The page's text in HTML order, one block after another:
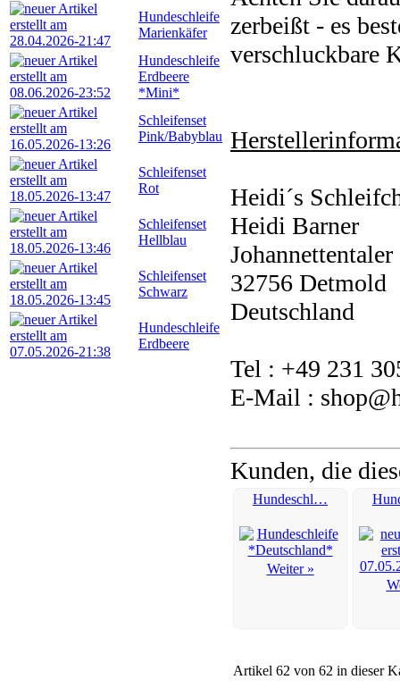
Hundeschleife
Marienkäfer
Hundeschleife
Erdbeere
*Mini*
Schleifenset
Pink/Babyblau
Schleifenset
Rot
Schleifenset
Hellblau
Schleifenset
Schwarz
Hundeschleife
Erdbeere
zerbeißt - es
verschluckbare
Heidi´s
Heidi Barner
Johannettentaler
32756 Detmold
Deutschland
Tel : +49 231
E-Mail :
Kunden, die
Hundeschl…
Weiter »
Artikel 62 von 62 in dieser